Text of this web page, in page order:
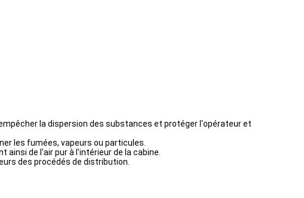
la dispersion des substances et protéger l'opérateur et
les fumées, vapeurs ou particules.
de l'air pur à l'intérieur de la cabine.
des procédés de distribution.